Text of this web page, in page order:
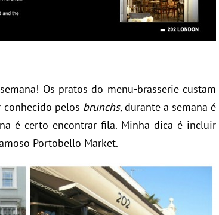
Os pratos do menu-brasserie custam
conhecido pelos brunchs, durante a semana é
é certo encontrar fila. Minha dica é incluir
Portobello Market.